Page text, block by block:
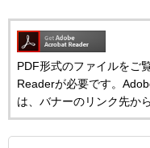
PDF形式のファイルをご
Readerが必要です。
は、バナーのリンク先か